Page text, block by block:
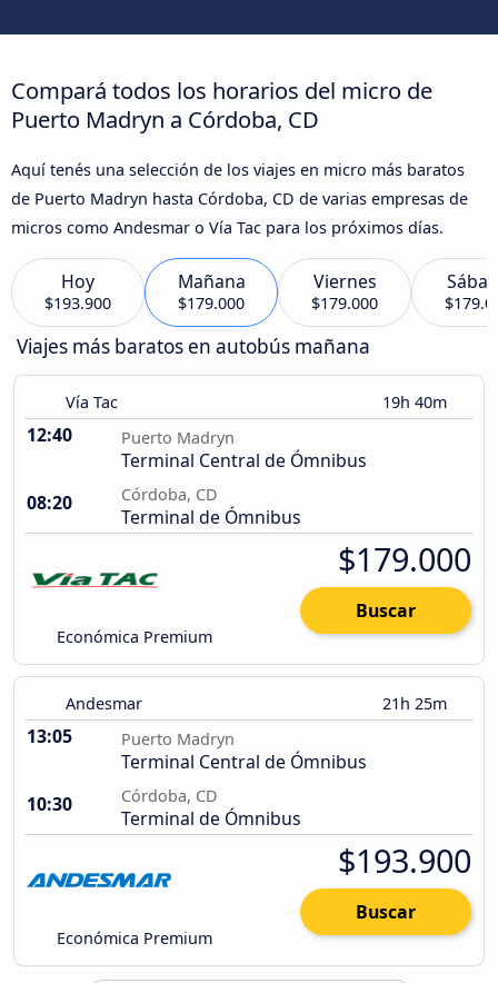
Compará todos los horarios del micro de
Puerto Madryn a Córdoba, CD
Aquí tenés una selección de los viajes en micro más baratos
de Puerto Madryn hasta Córdoba, CD de varias empresas de
micros como Andesmar o Vía Tac para los próximos días.
Hoy
$193.900
Mañana
$179.000
Viernes
$179.000
Viajes más baratos en autobús mañana
Vía Tac 19h 40m
12:40 Puerto Madryn
Terminal Central de Ómnibus
08:20
Córdoba, CD
Terminal de Ómnibus
Económica Premium
$179.000
Buscar
Andesmar 21h 25m
13:05 Puerto Madryn
Terminal Central de Ómnibus
10:30
Córdoba, CD
Terminal de Ómnibus
Económica Premium
$193.900
Buscar